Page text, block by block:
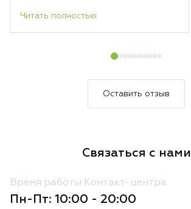
Читать полностью
Оставить отзыв
Связаться с нами
Время работы Контакт-центра
Пн-Пт: 10:00 - 20:00